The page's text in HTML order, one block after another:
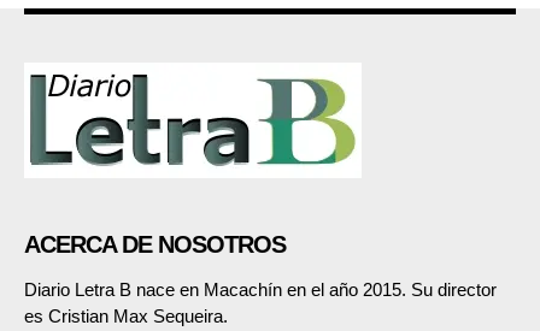
ACERCA DE NOSOTROS
Diario Letra B nace en Macachín en el año 2015. Su director
es Cristian Max Sequeira.